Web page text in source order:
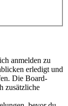
anmelden zu
erledigt und
Die Board-
zusätzliche